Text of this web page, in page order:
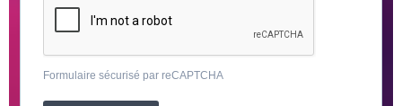
Formulaire sécurisé par reCAPTCHA